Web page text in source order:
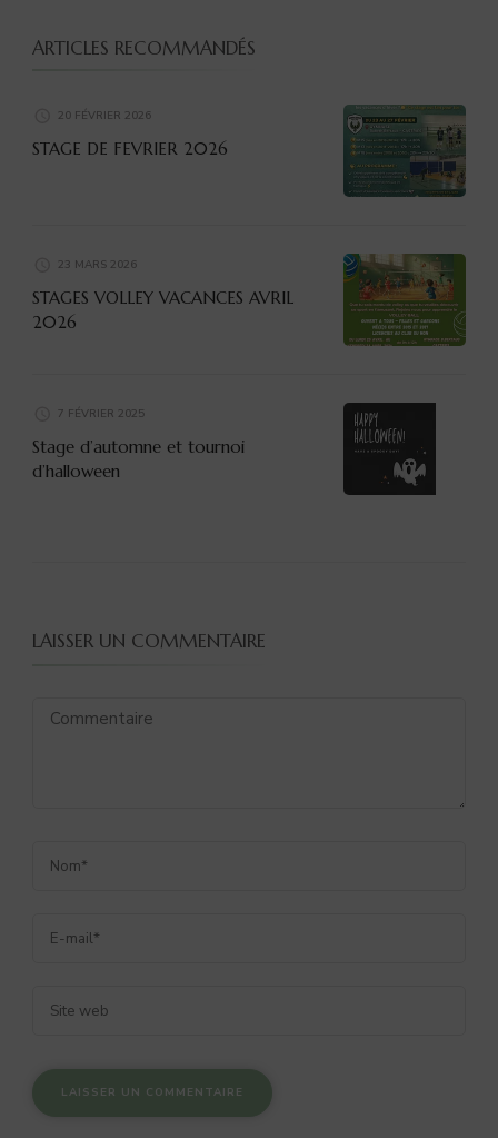
ARTICLES RECOMMANDÉS
20 FÉVRIER 2026
STAGE DE FEVRIER 2026
23 MARS 2026
STAGES VOLLEY VACANCES AVRIL
2026
7 FÉVRIER 2025
Stage d’automne et tournoi
d’halloween
LAISSER UN COMMENTAIRE